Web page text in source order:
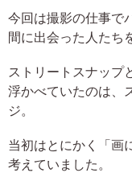
今回は撮影の仕事で
間に出会った人たち
ストリートスナップ
浮かべていたのは、
ジ。
当初はとにかく「画
考えていました。